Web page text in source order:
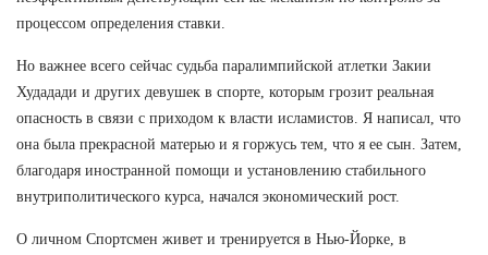
процессом определения ставки.
Но важнее всего сейчас судьба паралимпийской атлетки Закии
Худадади и других девушек в спорте, которым грозит реальная
опасность в связи с приходом к власти исламистов. Я написал, что
она была прекрасной матерью и я горжусь тем, что я ее сын. Затем,
благодаря иностранной помощи и установлению стабильного
внутриполитического курса, начался экономический рост.
О личном Спортсмен живет и тренируется в Нью-Йорке, в